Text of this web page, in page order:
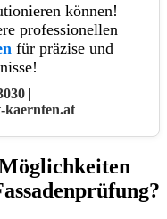
können!
professionellen
für präzise und
|
kaernten.at